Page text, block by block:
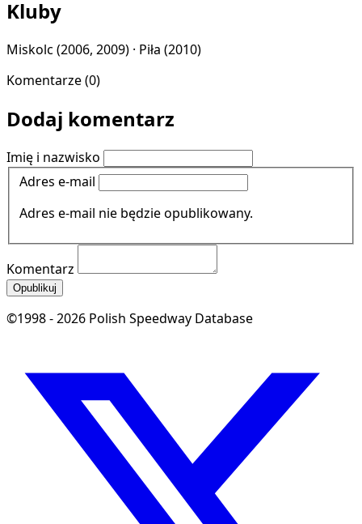
Kluby
Miskolc (2006, 2009) · Piła (2010)
Komentarze (0)
Dodaj komentarz
Imię i nazwisko
Adres e-mail
Adres e-mail nie będzie opublikowany.
Komentarz
Opublikuj
©1998 - 2026 Polish Speedway Database